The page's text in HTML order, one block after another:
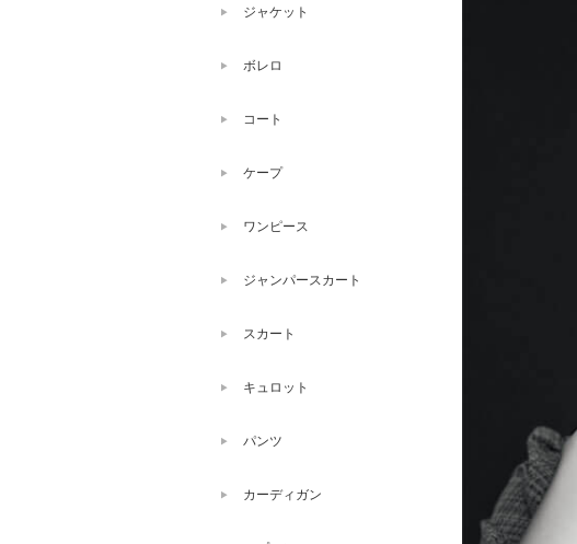
ジャケット
ボレロ
コート
ケープ
ワンピース
ジャンパースカート
スカート
キュロット
パンツ
カーディガン